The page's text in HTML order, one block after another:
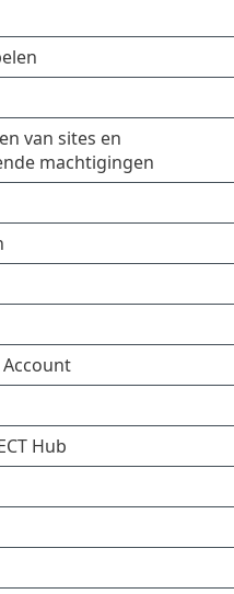
van sites en
machtigingen
Account
Hub